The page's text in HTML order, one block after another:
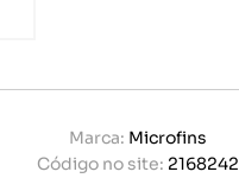
Marca: Microfins
Código no site: 2168242